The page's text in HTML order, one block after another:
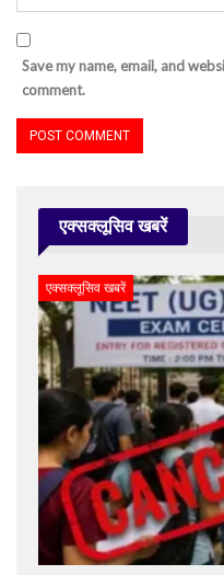
Save my name, email, and
comment.
एक्सक्लूसिव खबरें
एक्सक्लूसिव खबरें